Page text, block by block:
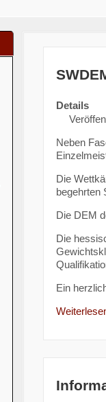
Details
Neben
Die
begehrten
Die DEM
Die
Ein